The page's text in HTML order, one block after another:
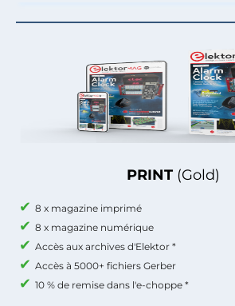
PRINT (Gold)
8 x magazine imprimé
8 x magazine numérique
Accès aux archives d'Elektor *
Accès à 5000+ fichiers Gerber
10 % de remise dans l'e-choppe *